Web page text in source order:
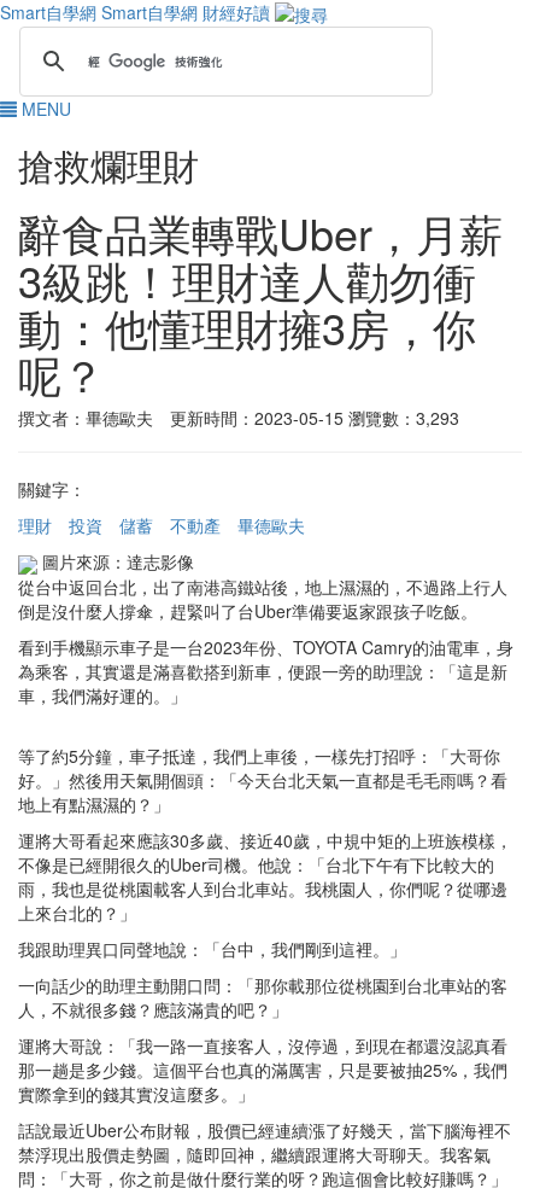
Smart自學網 Smart自學網 財經好讀
MENU
搶救爛理財
辭食品業轉戰Uber，月薪
3級跳！理財達人勸勿衝
動：他懂理財擁3房，你
呢？
撰文者：畢德歐夫 更新時間：2023-05-15 瀏覽數：3,293
關鍵字：
理財
投資 儲蓄 不動產
畢德歐夫
圖片來源：達志影像
從台中返回台北，出了南港高鐵站後，地上濕濕的，不過路上行人
倒是沒什麼人撐傘，趕緊叫了台Uber準備要返家跟孩子吃飯。
看到手機顯示車子是一台2023年份、TOYOTA Camry的油電車，身
為乘客，其實還是滿喜歡搭到新車，便跟一旁的助理說：「這是新
車，我們滿好運的。」
等了約5分鐘，車子抵達，我們上車後，一樣先打招呼：「大哥你
好。」然後用天氣開個頭：「今天台北天氣一直都是毛毛雨嗎？看
地上有點濕濕的？」
運將大哥看起來應該30多歲、接近40歲，中規中矩的上班族模樣，
不像是已經開很久的Uber司機。他說：「台北下午有下比較大的
雨，我也是從桃園載客人到台北車站。我桃園人，你們呢？從哪邊
上來台北的？」
我跟助理異口同聲地說：「台中，我們剛到這裡。」
一向話少的助理主動開口問：「那你載那位從桃園到台北車站的客
人，不就很多錢？應該滿貴的吧？」
運將大哥說：「我一路一直接客人，沒停過，到現在都還沒認真看
那一趟是多少錢。這個平台也真的滿厲害，只是要被抽25%，我們
實際拿到的錢其實沒這麼多。」
話說最近Uber公布財報，股價已經連續漲了好幾天，當下腦海裡不
禁浮現出股價走勢圖，隨即回神，繼續跟運將大哥聊天。我客氣
問：「大哥，你之前是做什麼行業的呀？跑這個會比較好賺嗎？」